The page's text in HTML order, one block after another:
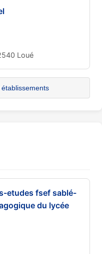
Loué
etudes fsef sablé-
du lycée